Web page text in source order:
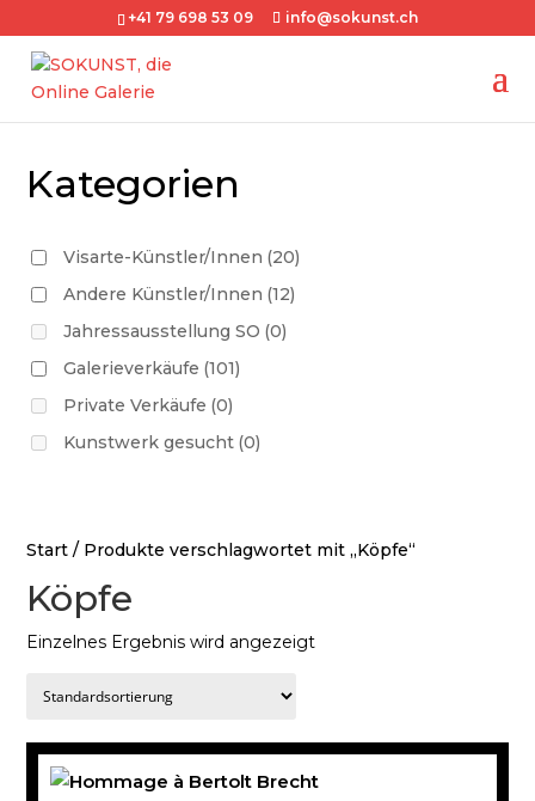
+41 79 698 53 09 info@sokunst.ch
Start / Produkte verschlagwortet mit „Köpfe“
Köpfe
Einzelnes Ergebnis wird angezeigt
Kategorien
Visarte-Künstler/Innen (20)
Andere Künstler/Innen (12)
Jahressausstellung SO (0)
Galerieverkäufe (101)
Private Verkäufe (0)
Kunstwerk gesucht (0)